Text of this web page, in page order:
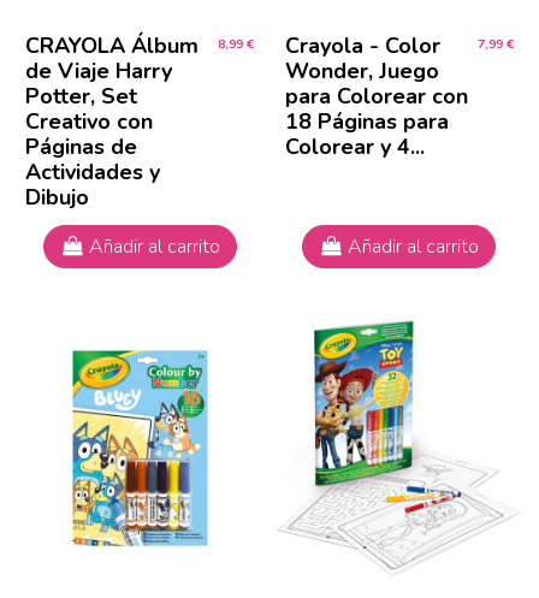
CRAYOLA Álbum
de Viaje Harry
Potter, Set
Creativo con
Páginas de
Actividades y
Dibujo
8,99 €
Añadir al carrito
Crayola - Color
Wonder, Juego
para Colorear con
18 Páginas para
Colorear y 4...
7,99 €
Añadir al carrito